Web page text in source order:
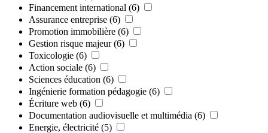
Financement international (6)
Assurance entreprise (6)
Promotion immobilière (6)
Gestion risque majeur (6)
Toxicologie (6)
Action sociale (6)
Sciences éducation (6)
Ingénierie formation pédagogie (6)
Écriture web (6)
Documentation audiovisuelle et multimédia (6)
Energie, électricité (5)